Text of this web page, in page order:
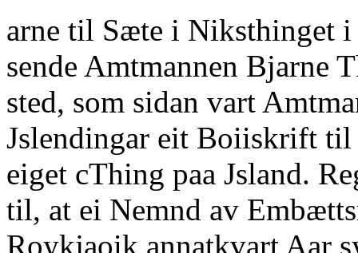
arne til Sæte i Niksthinget i
sende Amtmannen Bjarne
sted, som sidan vart
Jslendingar eit Boiiskrift til
eiget cThing paa Jsland.
til, at ei Nemnd av
Roykjaoik annatkvart Aar